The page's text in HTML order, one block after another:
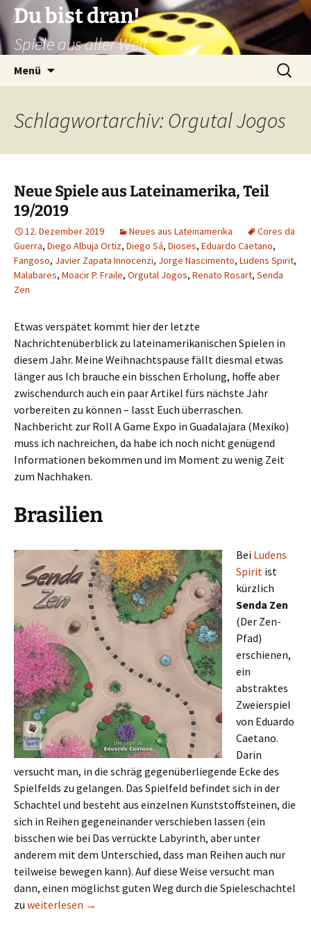
Zum
Inhalt
springen
Du bist dran!
Spiele aus aller Welt
Menü
Suchen
nach:
Schlagwortarchiv: Orgutal Jogos
Neue Spiele aus Lateinamerika, Teil
19/2019
12. Dezember 2019 Neues aus Lateinamerika
Cores da
Guerra, Diego Albuja Ortiz, Diego Sá, Dioses, Eduardo Caetano,
Fangoso, Javier Zapata Innocenzi, Jorge Nascimento, Ludens Spirit,
Malabares, Moacir P. Fraile, Orgutal Jogos, Renato Rosart, Senda
Zen
Etwas verspätet kommt hier der letzte
Nachrichtenüberblick zu lateinamerikanischen Spielen in
diesem Jahr. Meine Weihnachtspause fällt diesmal etwas
länger aus Ich brauche ein bisschen Erholung, hoffe aber
zwischendurch auch ein paar Artikel fürs nächste Jahr
vorbereiten zu können – lasst Euch überraschen.
Nachbericht zur Roll A Game Expo in Guadalajara (Mexiko)
muss ich nachreichen, da habe ich noch nicht genügend
Informationen bekommen und im Moment zu wenig Zeit
zum Nachhaken.
Brasilien
Bei Ludens
Spirit ist
kürzlich
Senda Zen
(Der Zen-
Pfad)
erschienen,
ein
abstraktes
Zweierspiel
von Eduardo
Caetano.
Darin
versucht man, in die schräg gegenüberliegende Ecke des
Spielfelds zu gelangen. Das Spielfeld befindet sich in der
Schachtel und besteht aus einzelnen Kunststoffsteinen, die
sich in Reihen gegeneinander verschieben lassen (ein
bisschen wie bei Das verrückte Labyrinth, aber unter
anderem mit dem Unterschied, dass man Reihen auch nur
teilweise bewegen kann). Auf diese Weise versucht man
dann, einen möglichst guten Weg durch die Spieleschachtel
zu Neue Spiele aus Lateinamerika, Teil 19/2019
weiterlesen →